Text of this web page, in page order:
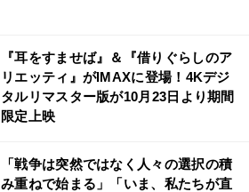
『耳をすませば』＆『借りぐらしのア
リエッティ』がIMAXに登場！4Kデジ
タルリマスター版が10月23日より期間
限定上映
「戦争は突然ではなく人々の選択の積
み重ねで始まる」「いま、私たちが直